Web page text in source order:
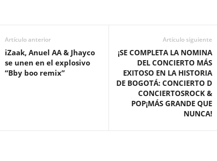
Artículo anterior
iZaak, Anuel AA & Jhayco
se unen en el explosivo
“Bby boo remix”
Artículo siguiente
¡SE COMPLETA LA NOMINA
DEL CONCIERTO MÁS
EXITOSO EN LA HISTORIA
DE BOGOTÁ: CONCIERTO D
CONCIERTOSROCK &
POP¡MÁS GRANDE QUE
NUNCA!